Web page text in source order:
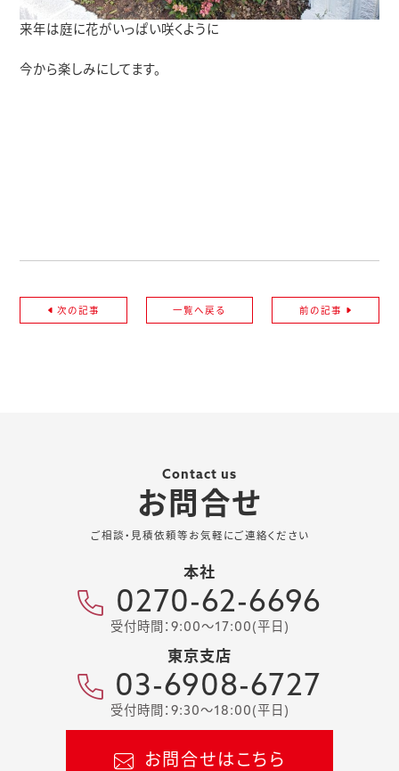
来年は庭に花がいっぱい咲くように
今から楽しみにしてます。
次の記事 一覧へ戻る 前の記事
Contact us
お問合せ
ご相談・見積依頼等お気軽にご連絡ください
本社
0270-62-6696
受付時間：9:00～17:00(平日)
東京支店
03-6908-6727
受付時間：9:30～18:00(平日)
お問合せはこちら